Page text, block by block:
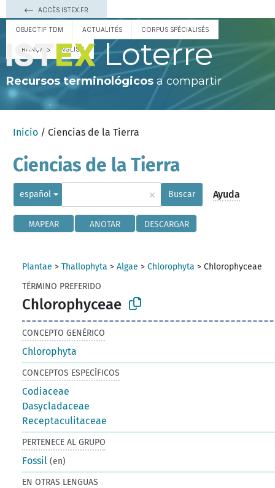
ACCÈS ISTEX.FR
OBJECTIF TDM ACTUALITÉS CORPUS SPÉCIALISÉS
FRANÇAIS ENGLISH Loterre
Recursos terminológicos a compartir
Inicio / Ciencias de la Tierra
Ciencias de la Tierra
español × Buscar Ayuda
MAPEAR ANOTAR DESCARGAR
Plantae >Thallophyta >Algae >Chlorophyta >Chlorophyceae
TÉRMINO PREFERIDO
Chlorophyceae
CONCEPTO GENÉRICO
Chlorophyta
CONCEPTOS ESPECÍFICOS
Codiaceae
Dasycladaceae
Receptaculitaceae
PERTENECE AL GRUPO
Fossil (en)
EN OTRAS LENGUAS